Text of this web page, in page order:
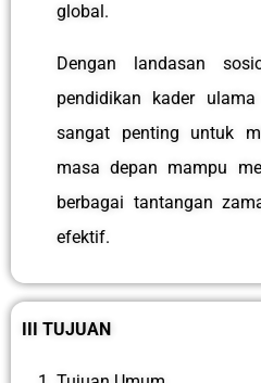
global.
Dengan landasan
pendidikan kader
sangat penting untuk
masa depan mampu
berbagai tantangan
efektif.
III TUJUAN